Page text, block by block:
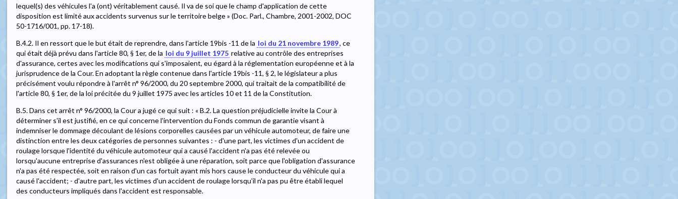
lequel(s) des véhicules l'a (ont) véritablement causé. Il va de soi que le champ d'application de cette
disposition est limité aux accidents survenus sur le territoire belge » (Doc. Parl., Chambre, 2001-2002, DOC
50-1716/001, pp. 17-18).
B.4.2. Il en ressort que le but était de reprendre, dans l'article 19bis -11 de la loi du 21 novembre 1989, ce
qui était déjà prévu dans l'article 80, § 1er, de la loi du 9 juillet 1975 relative au contrôle des entreprises
d'assurance, certes avec les modifications qui s'imposaient, eu égard à la réglementation européenne et à la
jurisprudence de la Cour. En adoptant la règle contenue dans l'article 19bis -11, § 2, le législateur a plus
précisément voulu répondre à l'arrêt n° 96/2000, du 20 septembre 2000, qui traitait de la compatibilité de
l'article 80, § 1er, de la loi précitée du 9 juillet 1975 avec les articles 10 et 11 de la Constitution.
B.5. Dans cet arrêt n° 96/2000, la Cour a jugé ce qui suit : « B.2. La question préjudicielle invite la Cour à
déterminer s'il est justifié, en ce qui concerne l'intervention du Fonds commun de garantie visant à
indemniser le dommage découlant de lésions corporelles causées par un véhicule automoteur, de faire une
distinction entre les deux catégories de personnes suivantes : - d'une part, les victimes d'un accident de
roulage lorsque l'identité du véhicule automoteur qui a causé l'accident n'a pas été relevée ou
lorsqu'aucune entreprise d'assurances n'est obligée à une réparation, soit parce que l'obligation d'assurance
n'a pas été respectée, soit en raison d'un cas fortuit ayant mis hors cause le conducteur du véhicule qui a
causé l'accident; - d'autre part, les victimes d'un accident de roulage lorsqu'il n'a pas pu être établi lequel
des conducteurs impliqués dans l'accident est responsable.